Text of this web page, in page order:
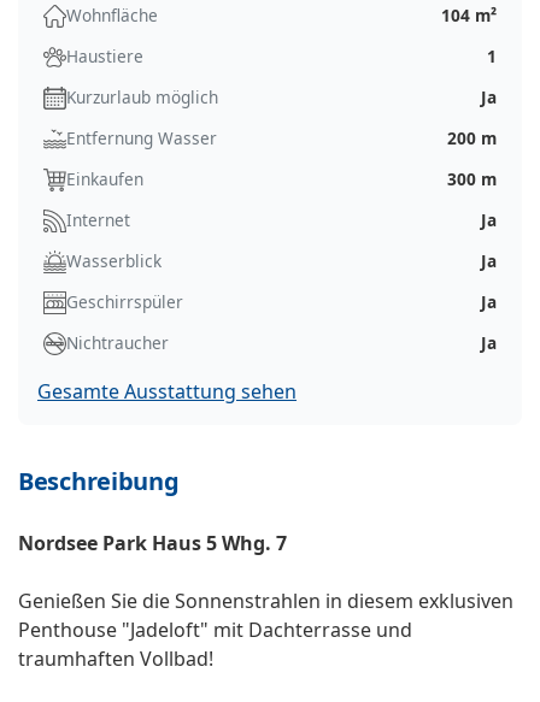
Wohnfläche
104 m²
Haustiere
1
Kurzurlaub möglich
Ja
Entfernung Wasser
200 m
Einkaufen
300 m
Internet
Ja
Wasserblick
Ja
Geschirrspüler
Ja
Nichtraucher
Ja
Gesamte Ausstattung sehen
Beschreibung
Nordsee Park Haus 5 Whg. 7
Genießen Sie die Sonnenstrahlen in diesem exklusiven
Penthouse "Jadeloft" mit Dachterrasse und
traumhaften Vollbad!